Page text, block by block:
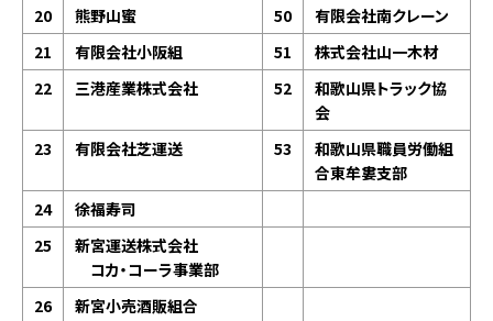
20 熊野山蜜 50
有限会社南クレーン
21
有限会社小阪組 51
株式会社山一木材
22
三港産業株式会社 52
和歌山県トラック協
会
23
有限会社芝運送 53
和歌山県職員労働組
合東牟婁支部
24
徐福寿司
25
新宮運送株式会社
コカ・コーラ事業部
26
新宮小売酒販組合